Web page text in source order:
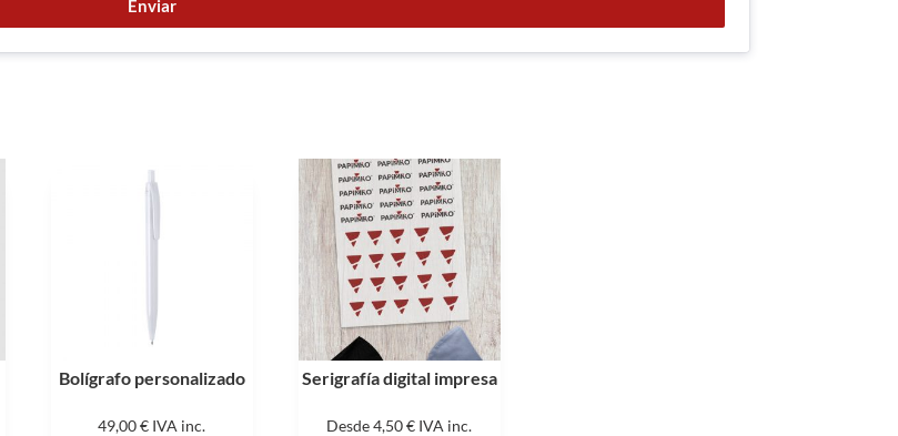
Enviar
Bolígrafo personalizado
49,00€ IVA inc.
Serigrafía digital impresa
Desde4,50€ IVA inc.